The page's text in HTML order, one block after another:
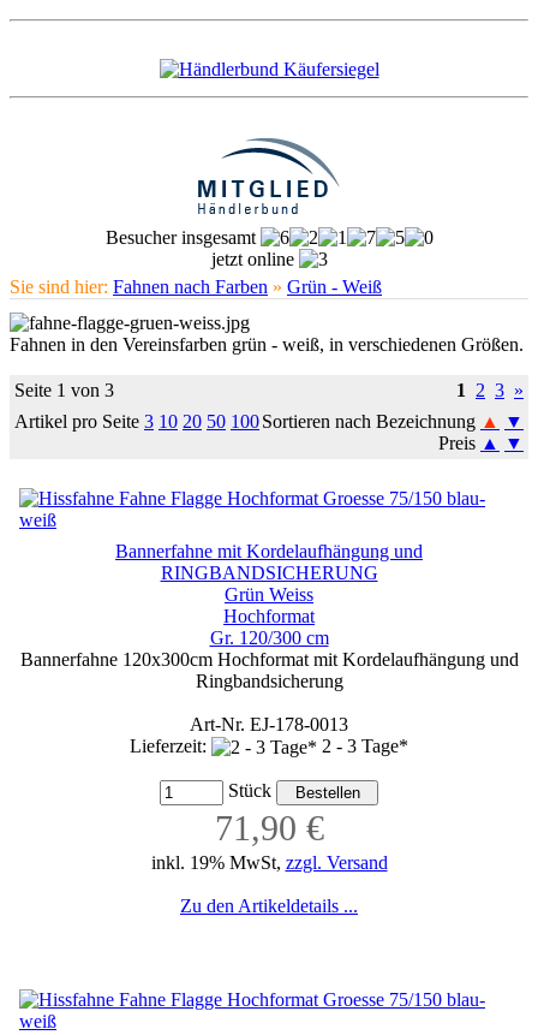
Besucher insgesamt
jetzt online
Sie sind hier: Fahnen nach Farben » Grün - Weiß
Fahnen in den Vereinsfarben grün - weiß, in verschiedenen Größen.
Seite 1 von 3 1 2 3 »
Artikel pro Seite 3 10 20 50 100Sortieren nach Bezeichnung ▲
▼
Preis ▲ ▼
Bannerfahne mit Kordelaufhängung und
RINGBANDSICHERUNG
Grün Weiss
Hochformat
Gr. 120/300 cm
Bannerfahne 120x300cm Hochformat mit Kordelaufhängung und
Ringbandsicherung
Art-Nr. EJ-178-0013
Lieferzeit:
2 - 3 Tage*
Stück
71,90 €
inkl. 19% MwSt, zzgl. Versand
Zu den Artikeldetails ...